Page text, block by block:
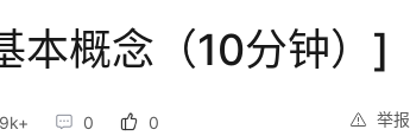
本概念（10分钟）]
举报
0 0